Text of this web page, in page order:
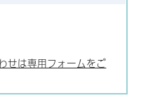
せは専用フォームをご